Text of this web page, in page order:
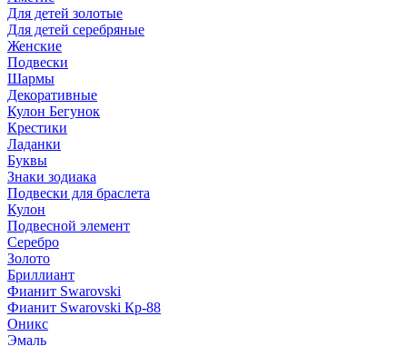
Для детей золотые
Для детей серебряные
Женские
Подвески
Шармы
Декоративные
Кулон Бегунок
Крестики
Ладанки
Буквы
Знаки зодиака
Подвески для браслета
Кулон
Подвесной элемент
Серебро
Золото
Бриллиант
Фианит Swarovski
Фианит Swarovski Кр-88
Оникс
Эмаль